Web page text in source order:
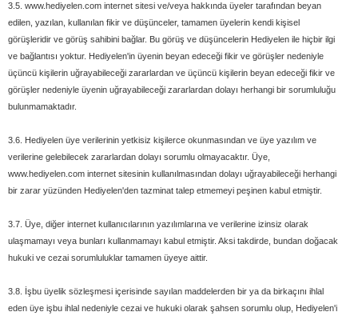
3.5. www.hediyelen.com internet sitesi ve/veya hakkında üyeler tarafından beyan
edilen, yazılan, kullanılan fikir ve düşünceler, tamamen üyelerin kendi kişisel
görüşleridir ve görüş sahibini bağlar. Bu görüş ve düşüncelerin Hediyelen ile hiçbir ilgi
ve bağlantısı yoktur. Hediyelen'in üyenin beyan edeceği fikir ve görüşler nedeniyle
üçüncü kişilerin uğrayabileceği zararlardan ve üçüncü kişilerin beyan edeceği fikir ve
görüşler nedeniyle üyenin uğrayabileceği zararlardan dolayı herhangi bir sorumluluğu
bulunmamaktadır.
3.6. Hediyelen üye verilerinin yetkisiz kişilerce okunmasından ve üye yazılım ve
verilerine gelebilecek zararlardan dolayı sorumlu olmayacaktır. Üye,
www.hediyelen.com internet sitesinin kullanılmasından dolayı uğrayabileceği herhangi
bir zarar yüzünden Hediyelen'den tazminat talep etmemeyi peşinen kabul etmiştir.
3.7. Üye, diğer internet kullanıcılarının yazılımlarına ve verilerine izinsiz olarak
ulaşmamayı veya bunları kullanmamayı kabul etmiştir. Aksi takdirde, bundan doğacak
hukuki ve cezai sorumluluklar tamamen üyeye aittir.
3.8. İşbu üyelik sözleşmesi içerisinde sayılan maddelerden bir ya da birkaçını ihlal
eden üye işbu ihlal nedeniyle cezai ve hukuki olarak şahsen sorumlu olup, Hediyelen'i